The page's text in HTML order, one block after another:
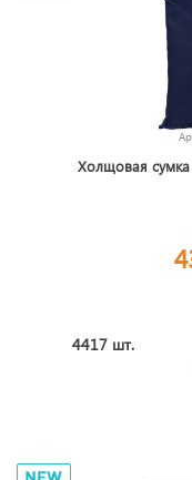
Холщовая
4417 шт.